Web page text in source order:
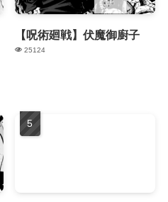
【呪術廻戦】伏魔御廚子
25124